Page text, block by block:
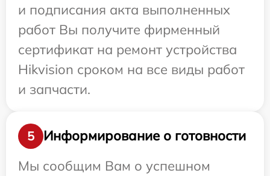
и подписания акта выполненных
работ Вы получите фирменный
сертификат на ремонт устройства
Hikvision сроком на все виды работ
и запчасти.
5
Информирование о готовности
Мы сообщим Вам о успешном